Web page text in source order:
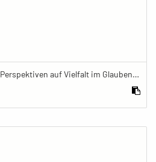
Beyond The Frame: Junge Perspektiven auf Vielfalt im Glauben - Frau meditiert mit Gebetskette